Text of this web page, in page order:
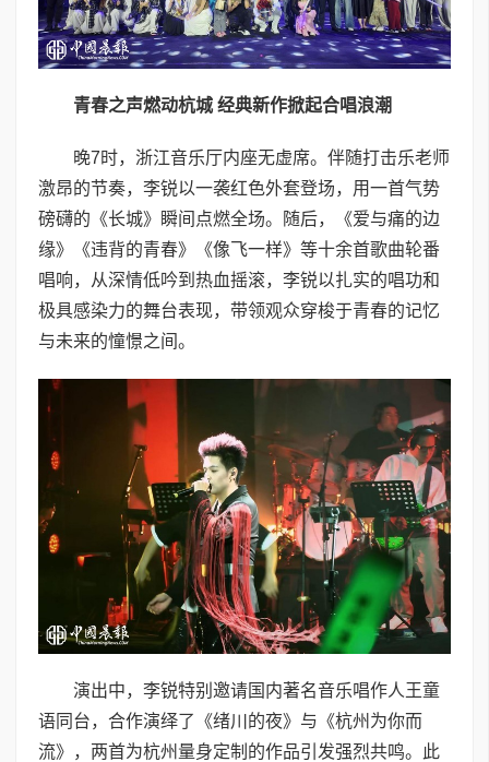
青春之声燃动杭城 经典新作掀起合唱浪潮
晚7时，浙江音乐厅内座无虚席。伴随打击乐老师
激昂的节奏，李锐以一袭红色外套登场，用一首气势
磅礴的《长城》瞬间点燃全场。随后，《爱与痛的边
缘》《违背的青春》《像飞一样》等十余首歌曲轮番
唱响，从深情低吟到热血摇滚，李锐以扎实的唱功和
极具感染力的舞台表现，带领观众穿梭于青春的记忆
与未来的憧憬之间。
演出中，李锐特别邀请国内著名音乐唱作人王童
语同台，合作演绎了《绪川的夜》与《杭州为你而
流》，两首为杭州量身定制的作品引发强烈共鸣。此